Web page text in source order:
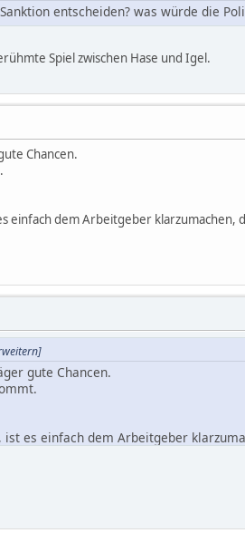
entscheiden? was würde die
Spiel zwischen Hase und Igel.
Chancen.
einfach dem Arbeitgeber klarzumachen,
gute Chancen.
es einfach dem Arbeitgeber